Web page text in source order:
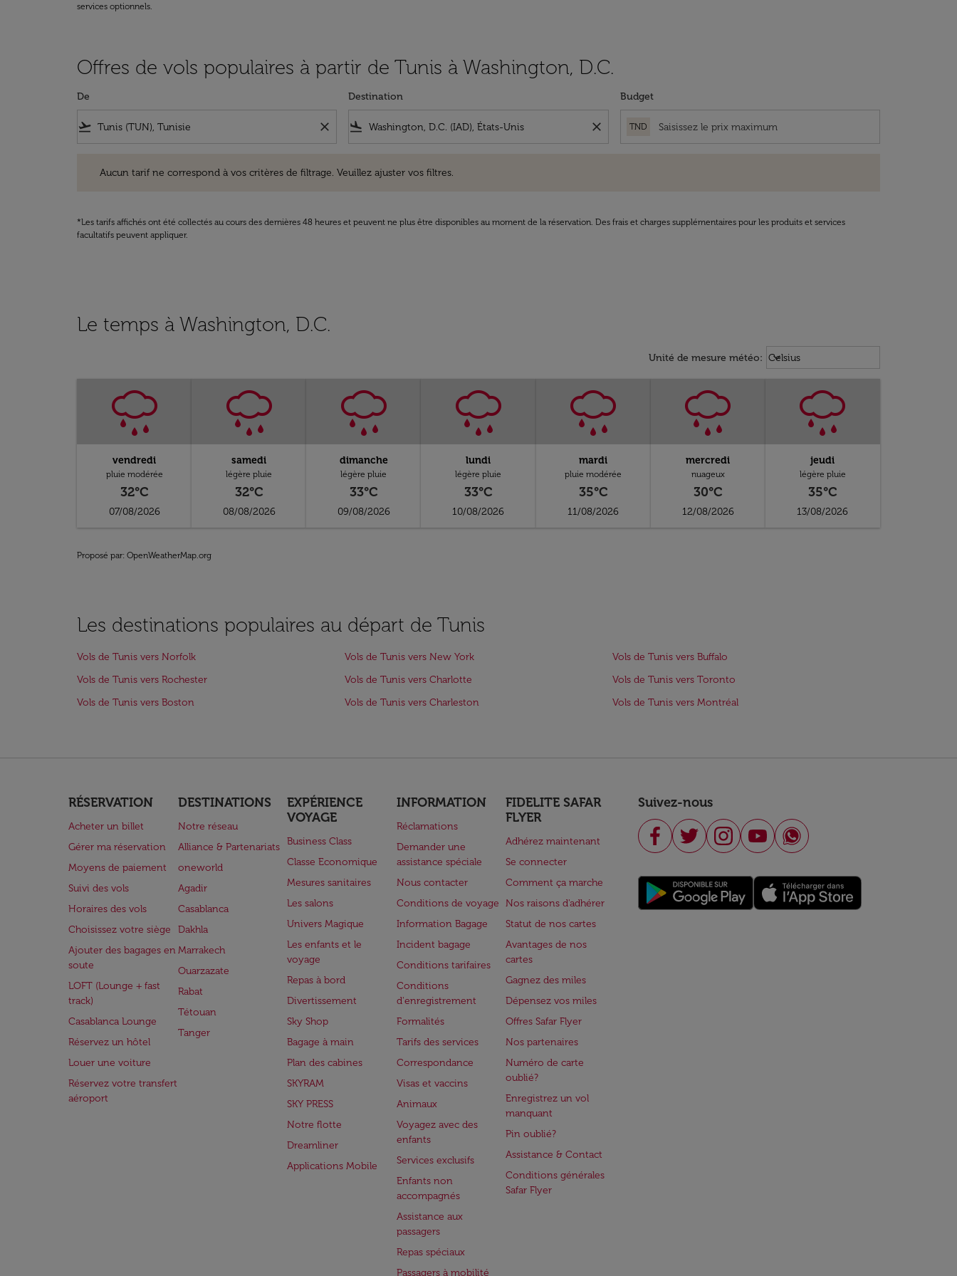
services optionnels.
Offres de vols populaires à partir de Tunis à Washington, D.C.
De
flight_takeoff close
Destination
flight_land close
Budget
TND
Aucun tarif ne correspond à vos critères de filtrage. Veuillez ajuster vos filtres.
*Les tarifs affichés ont été collectés au cours des dernières 48 heures et peuvent ne plus être disponibles au moment de la réservation. Des frais et charges supplémentaires pour les produits et services
facultatifs peuvent appliquer.
Le temps à Washington, D.C.
Unité de mesure météo: Weather unit option Celsius
Celsius
keyboard_arrow_down
vendredi
pluie modérée
32°C
07/08/2026
samedi
légère pluie
32°C
08/08/2026
dimanche
légère pluie
33°C
09/08/2026
lundi
légère pluie
33°C
10/08/2026
mardi
pluie modérée
35°C
11/08/2026
mercredi
nuageux
30°C
12/08/2026
jeudi
légère pluie
35°C
13/08/2026
Proposé par: OpenWeatherMap.org
Les destinations populaires au départ de Tunis
Vols de Tunis vers Norfolk Vols de Tunis vers New York
Vols de Tunis vers Buffalo
Vols de Tunis vers Rochester
Vols de Tunis vers Charlotte
Vols de Tunis vers Toronto
Vols de Tunis vers Boston
Vols de Tunis vers Charleston Vols de Tunis vers Montréal
RÉSERVATION
Acheter un billet
Gérer ma réservation
Moyens de paiement
Suivi des vols
Horaires des vols
Choisissez votre siège
Ajouter des bagages en
soute
LOFT (Lounge + fast
track)
Casablanca Lounge
Réservez un hôtel
Louer une voiture
Réservez votre transfert
aéroport
DESTINATIONS
Notre réseau
Alliance & Partenariats
oneworld
Agadir
Casablanca
Dakhla
Marrakech
Ouarzazate
Rabat
Tétouan
Tanger
EXPÉRIENCE
VOYAGE
Business Class
Classe Economique
Mesures sanitaires
Les salons
Univers Magique
Les enfants et le
voyage
Repas à bord
Divertissement
Sky Shop
Bagage à main
Plan des cabines
SKYRAM
SKY PRESS
Notre flotte
Dreamliner
Applications Mobile
INFORMATION
Réclamations
Demander une
assistance spéciale
Nous contacter
Conditions de voyage
Information Bagage
Incident bagage
Conditions tarifaires
Conditions
d'enregistrement
Formalités
Tarifs des services
Correspondance
Visas et vaccins
Animaux
Voyagez avec des
enfants
Services exclusifs
Enfants non
accompagnés
Assistance aux
passagers
Repas spéciaux
Passagers à mobilité
FIDELITE SAFAR
FLYER
Adhérez maintenant
Se connecter
Comment ça marche
Nos raisons d'adhérer
Statut de nos cartes
Avantages de nos
cartes
Gagnez des miles
Dépensez vos miles
Offres Safar Flyer
Nos partenaires
Numéro de carte
oublié?
Enregistrez un vol
manquant
Pin oublié?
Assistance & Contact
Conditions générales
Safar Flyer
Suivez-nous